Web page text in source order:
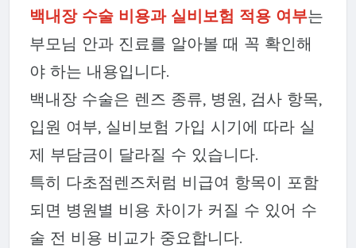
백내장 수술 비용과 실비보험 적용 여부는
부모님 안과 진료를 알아볼 때 꼭 확인해
야 하는 내용입니다.
백내장 수술은 렌즈 종류, 병원, 검사 항목,
입원 여부, 실비보험 가입 시기에 따라 실
제 부담금이 달라질 수 있습니다.
특히 다초점렌즈처럼 비급여 항목이 포함
되면 병원별 비용 차이가 커질 수 있어 수
술 전 비용 비교가 중요합니다.